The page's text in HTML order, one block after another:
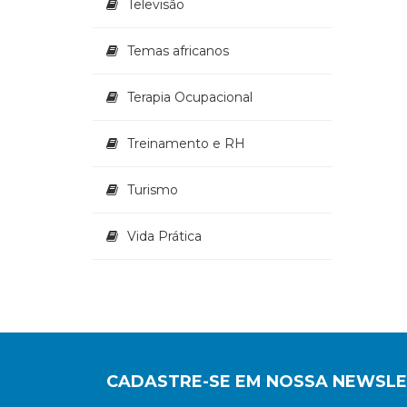
Televisão
Temas africanos
Terapia Ocupacional
Treinamento e RH
Turismo
Vida Prática
CADASTRE-SE EM NOSSA